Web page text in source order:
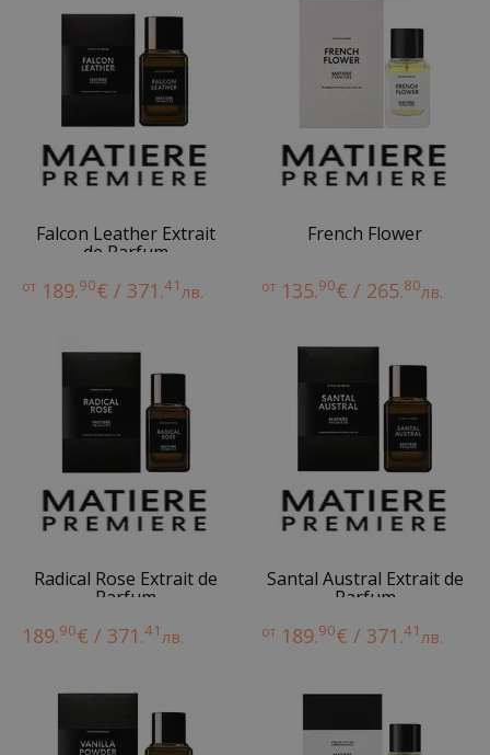
Falcon Leather Extrait
de Parfum
от 189.90€ / 371.41лв.
French Flower
от 135.90€ / 265.80лв.
Radical Rose Extrait de
Parfum
189.90€ / 371.41лв.
Santal Austral Extrait de
Parfum
от 189.90€ / 371.41лв.